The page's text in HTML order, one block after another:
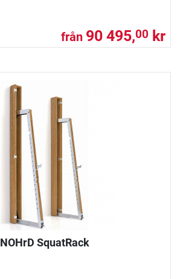
från 90 495,00 kr
NOHrD SquatRack